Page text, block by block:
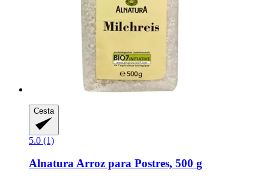
Cesta
5.0 (1)
AlnaturaArroz para Postres, 500 g